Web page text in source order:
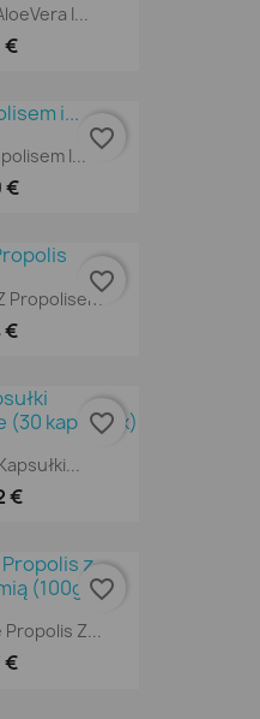
I...
€
I...
€
favorite_border
Propolisem
€
favorite_border
€
favorite_border
Propolis Z...
€
favorite_border